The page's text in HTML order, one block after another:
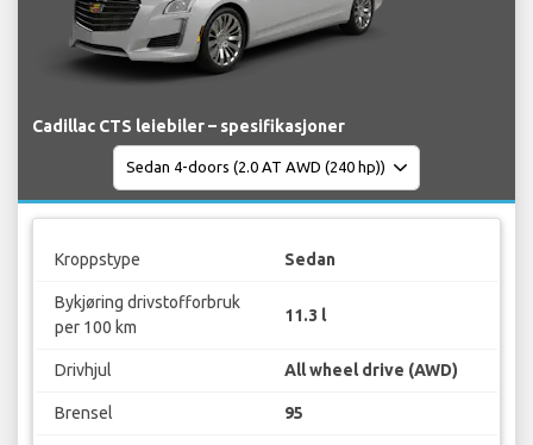
Cadillac CTS leiebiler – spesifikasjoner
Kroppstype Sedan
Bykjøring drivstofforbruk
per 100 km
11.3 l
Drivhjul All wheel drive (AWD)
Brensel 95